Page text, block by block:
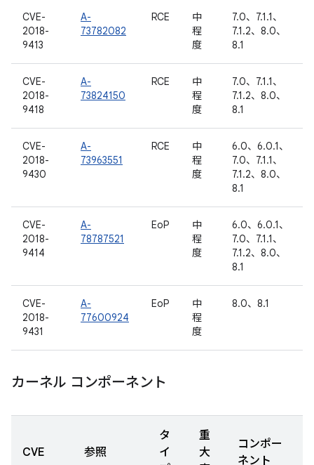
CVE-
2018-
9413
A-
73782082
RCE
中
程
度
7.0、7.1.1、
7.1.2、8.0、
8.1
CVE-
2018-
9418
A-
73824150
RCE
中
程
度
7.0、7.1.1、
7.1.2、8.0、
8.1
CVE-
2018-
9430
A-
73963551
RCE
中
程
度
6.0、6.0.1、
7.0、7.1.1、
7.1.2、8.0、
8.1
CVE-
2018-
9414
A-
78787521
EoP
中
程
度
6.0、6.0.1、
7.0、7.1.1、
7.1.2、8.0、
8.1
CVE-
2018-
9431
A-
77600924
EoP
中
程
度
8.0、8.1
カーネル コンポーネント
CVE 参照
タ
イ
重
大
コンポー
ネント